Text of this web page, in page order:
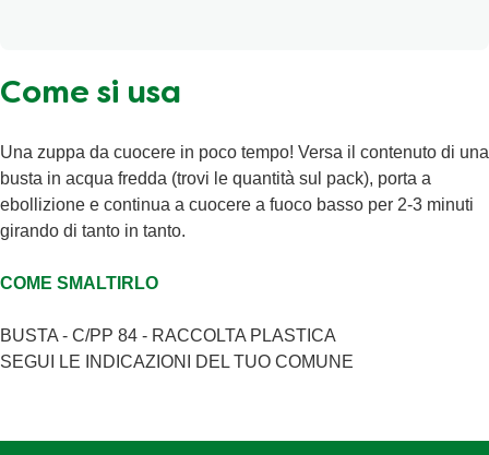
spezie (semi di SEDANO, radice di prezzemolo), aromi.
di sesamo e senape. Senza conservanti.
Grassi Totali
Sale
0,78g
Carboidrati
2,8g
Proteine
Come si usa
Una zuppa da cuocere in poco tempo! Versa il contenuto di una
busta in acqua fredda (trovi le quantità sul pack), porta a
ebollizione e continua a cuocere a fuoco basso per 2-3 minuti
girando di tanto in tanto.
COME SMALTIRLO
BUSTA - C/PP 84 - RACCOLTA PLASTICA
SEGUI LE INDICAZIONI DEL TUO COMUNE